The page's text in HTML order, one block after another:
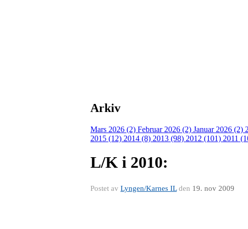
Arkiv
Mars 2026 (2) Februar 2026 (2) Januar 2026 (2)
2015 (12) 2014 (8) 2013 (98) 2012 (101) 2011
L/K i 2010:
Postet av Lyngen/Karnes ILden 19. nov 2009